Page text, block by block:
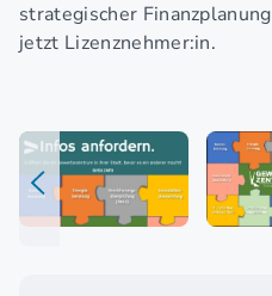
strategischer
jetzt Lizenznehmer:in.